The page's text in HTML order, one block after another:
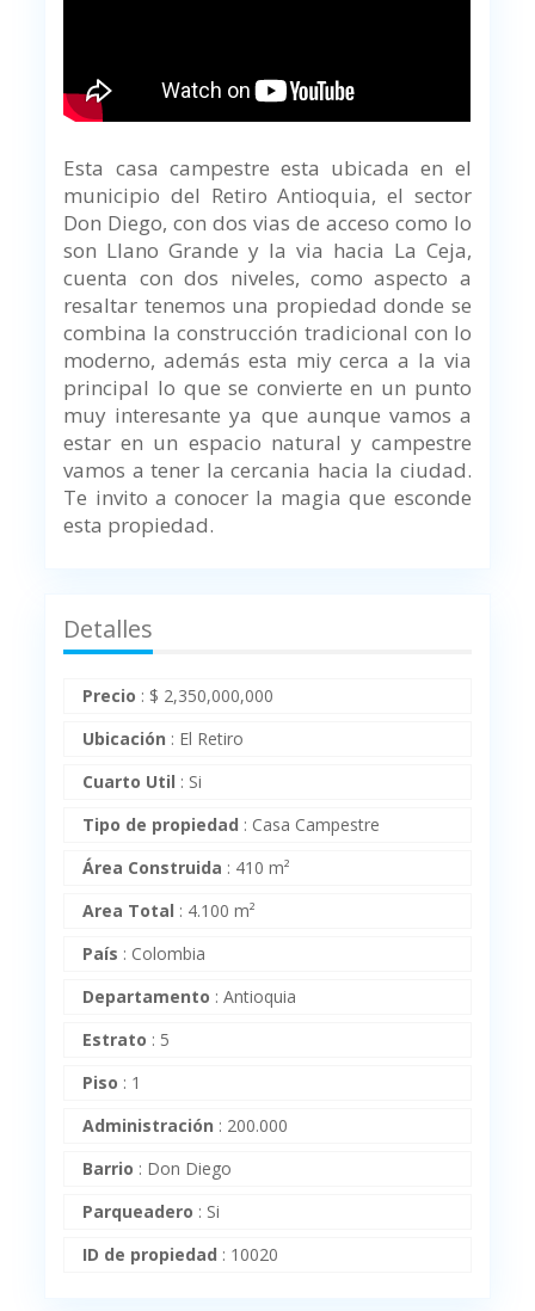
Esta casa campestre esta ubicada en el
municipio del Retiro Antioquia, el sector
Don Diego, con dos vias de acceso como lo
son Llano Grande y la via hacia La Ceja,
cuenta con dos niveles, como aspecto a
resaltar tenemos una propiedad donde se
combina la construcción tradicional con lo
moderno, además esta miy cerca a la via
principal lo que se convierte en un punto
muy interesante ya que aunque vamos a
estar en un espacio natural y campestre
vamos a tener la cercania hacia la ciudad.
Te invito a conocer la magia que esconde
esta propiedad.
Detalles
Precio : $ 2,350,000,000
Ubicación : El Retiro
Cuarto Util : Si
Tipo de propiedad : Casa Campestre
Área Construida : 410 m²
Area Total : 4.100 m²
País : Colombia
Departamento :Antioquia
Estrato : 5
Piso : 1
Administración : 200.000
Barrio : Don Diego
Parqueadero : Si
ID de propiedad : 10020